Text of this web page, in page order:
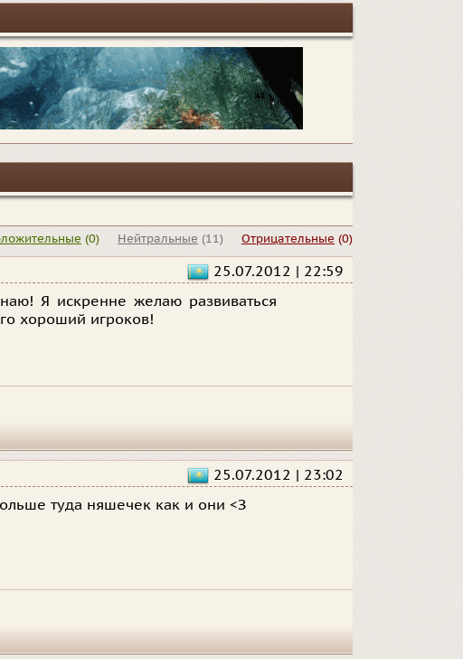
Отрицательные (0)
Нейтральные (11)
(0)
25.07.2012 | 22:59
Я искренне желаю развиваться
хороший игроков!
25.07.2012 | 23:02
туда няшечек как и они <З